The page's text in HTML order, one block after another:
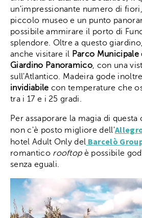
un'impressionante numero di
piccolo museo e un punto
possibile ammirare il porto di
splendore. Oltre a questo
anche visitare il Parco
Giardino Panoramico, con una
sull'Atlantico. Madeira gode
invidiabile con temperature che
tra i 17 e i 25 gradi.
Per assaporare la magia di
non c'è posto migliore dell'
hotel Adult Only del Barcelò
romantico rooftopè possibile
senza eguali.